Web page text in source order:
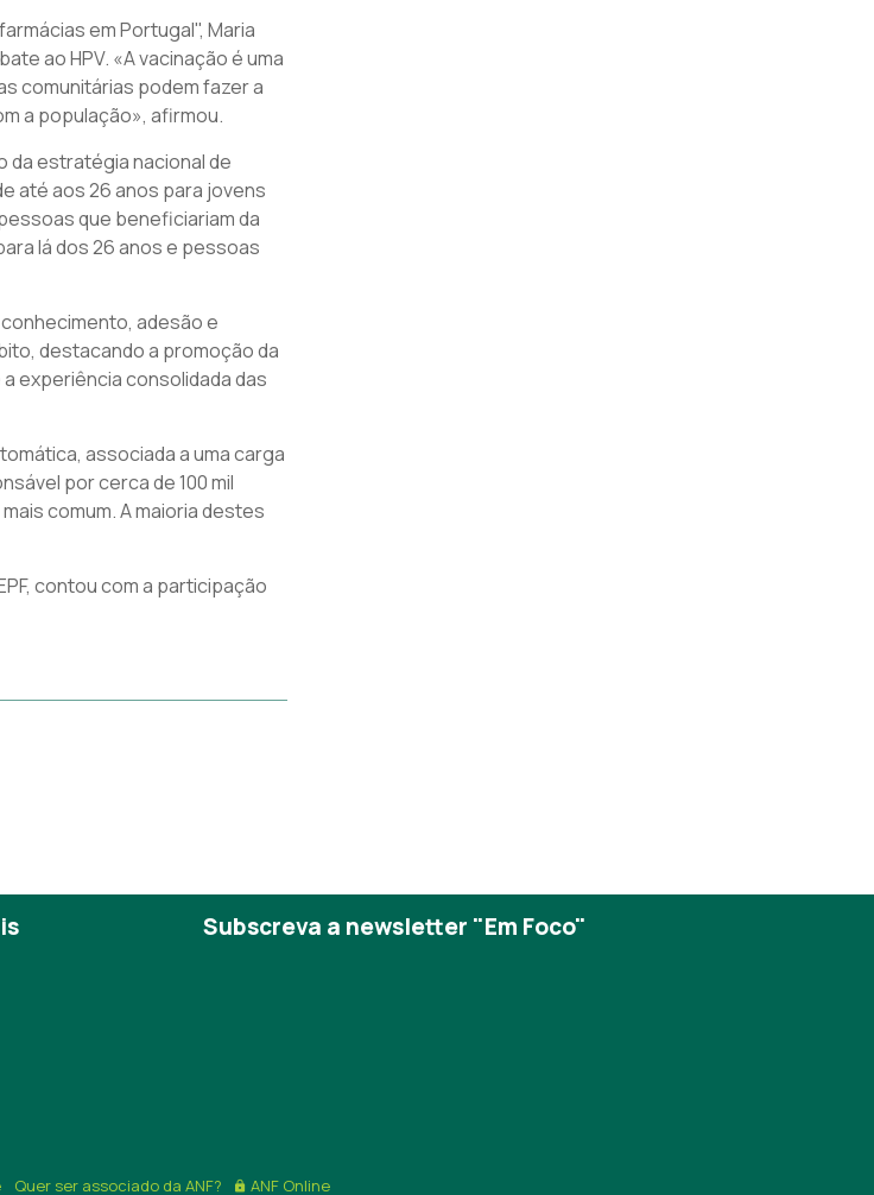
em Portugal", Maria
ao HPV. «A vacinação é uma
comunitárias podem fazer a
a população», afirmou.
da estratégia nacional de
até aos 26 anos para jovens
que beneficiariam da
lá dos 26 anos e pessoas
adesão e
destacando a promoção da
experiência consolidada das
associada a uma carga
por cerca de 100 mil
comum. A maioria destes
contou com a participação
Subscreva a newsletter "Em Foco"
Quer ser associado da ANF? ANF Online